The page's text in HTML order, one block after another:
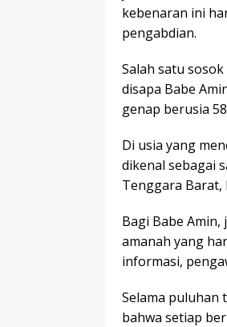
kebenaran ini
pengabdian.
Salah satu
disapa Babe
genap berusia
Di usia yang
dikenal sebagai
Tenggara Barat,
Bagi Babe
amanah yang
informasi,
Selama puluhan
bahwa setiap